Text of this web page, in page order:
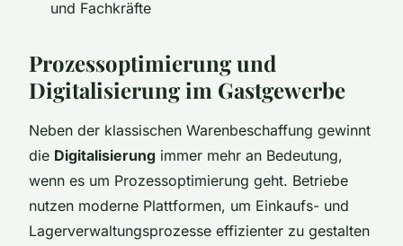
und Fachkräfte
Prozessoptimierung und
Digitalisierung im Gastgewerbe
Neben der klassischen Warenbeschaffung gewinnt
die Digitalisierung immer mehr an Bedeutung,
wenn es um Prozessoptimierung geht. Betriebe
nutzen moderne Plattformen, um Einkaufs- und
Lagerverwaltungsprozesse effizienter zu gestalten